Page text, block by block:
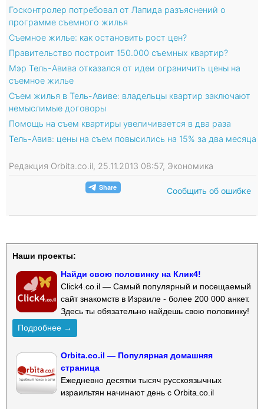
Госконтролер потребовал от Лапида разъяснений о
программе съемного жилья
Съемное жилье: как остановить рост цен?
Правительство построит 150.000 съемных квартир?
Мэр Тель-Авива отказался от идеи ограничить цены на
съемное жилье
Съем жилья в Тель-Авиве: владельцы квартир заключают
немыслимые договоры
Помощь на съем квартиры увеличивается в два раза
Тель-Авив: цены на съем повысились на 15% за два месяца
Редакция Orbita.co.il, 25.11.2013 08:57, Экономика
Сообщить об ошибке
Наши проекты:
Найди свою половинку на Клик4!
Click4.co.il — Самый популярный и посещаемый
сайт знакомств в Израиле - более 200 000 анкет.
Здесь ты обязательно найдешь свою половинку!
Подробнее →
Orbita.co.il — Популярная домашняя
страница
Ежедневно десятки тысяч русскоязычных
израильтян начинают день с Orbita.co.il